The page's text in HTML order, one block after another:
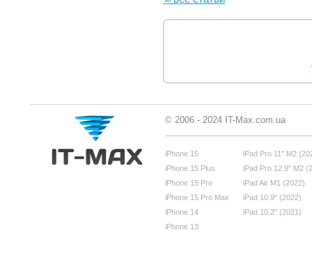
© 2006 - 2024 IT-Max.com.ua
iPhone 15
iPhone 15 Plus
iPhone 15 Pro
iPhone 15 Pro Max
iPhone 14
iPhone 13
iPad Pro 11" M2
iPad Pro 12.9" M2
iPad Air M1 (2022)
iPad 10.9" (2022)
iPad 10.2" (2021)